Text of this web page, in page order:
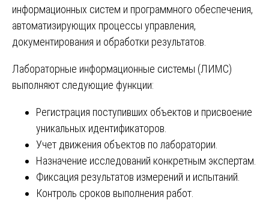
информационных систем и программного обеспечения,
автоматизирующих процессы управления,
документирования и обработки результатов.
Лабораторные информационные системы (ЛИМС)
выполняют следующие функции:
Регистрация поступивших объектов и присвоение
уникальных идентификаторов.
Учет движения объектов по лаборатории.
Назначение исследований конкретным экспертам.
Фиксация результатов измерений и испытаний.
Контроль сроков выполнения работ.